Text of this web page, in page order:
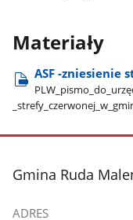
Materiały
ASF -zniesienie
stopka
Gmina Ruda
ADRES